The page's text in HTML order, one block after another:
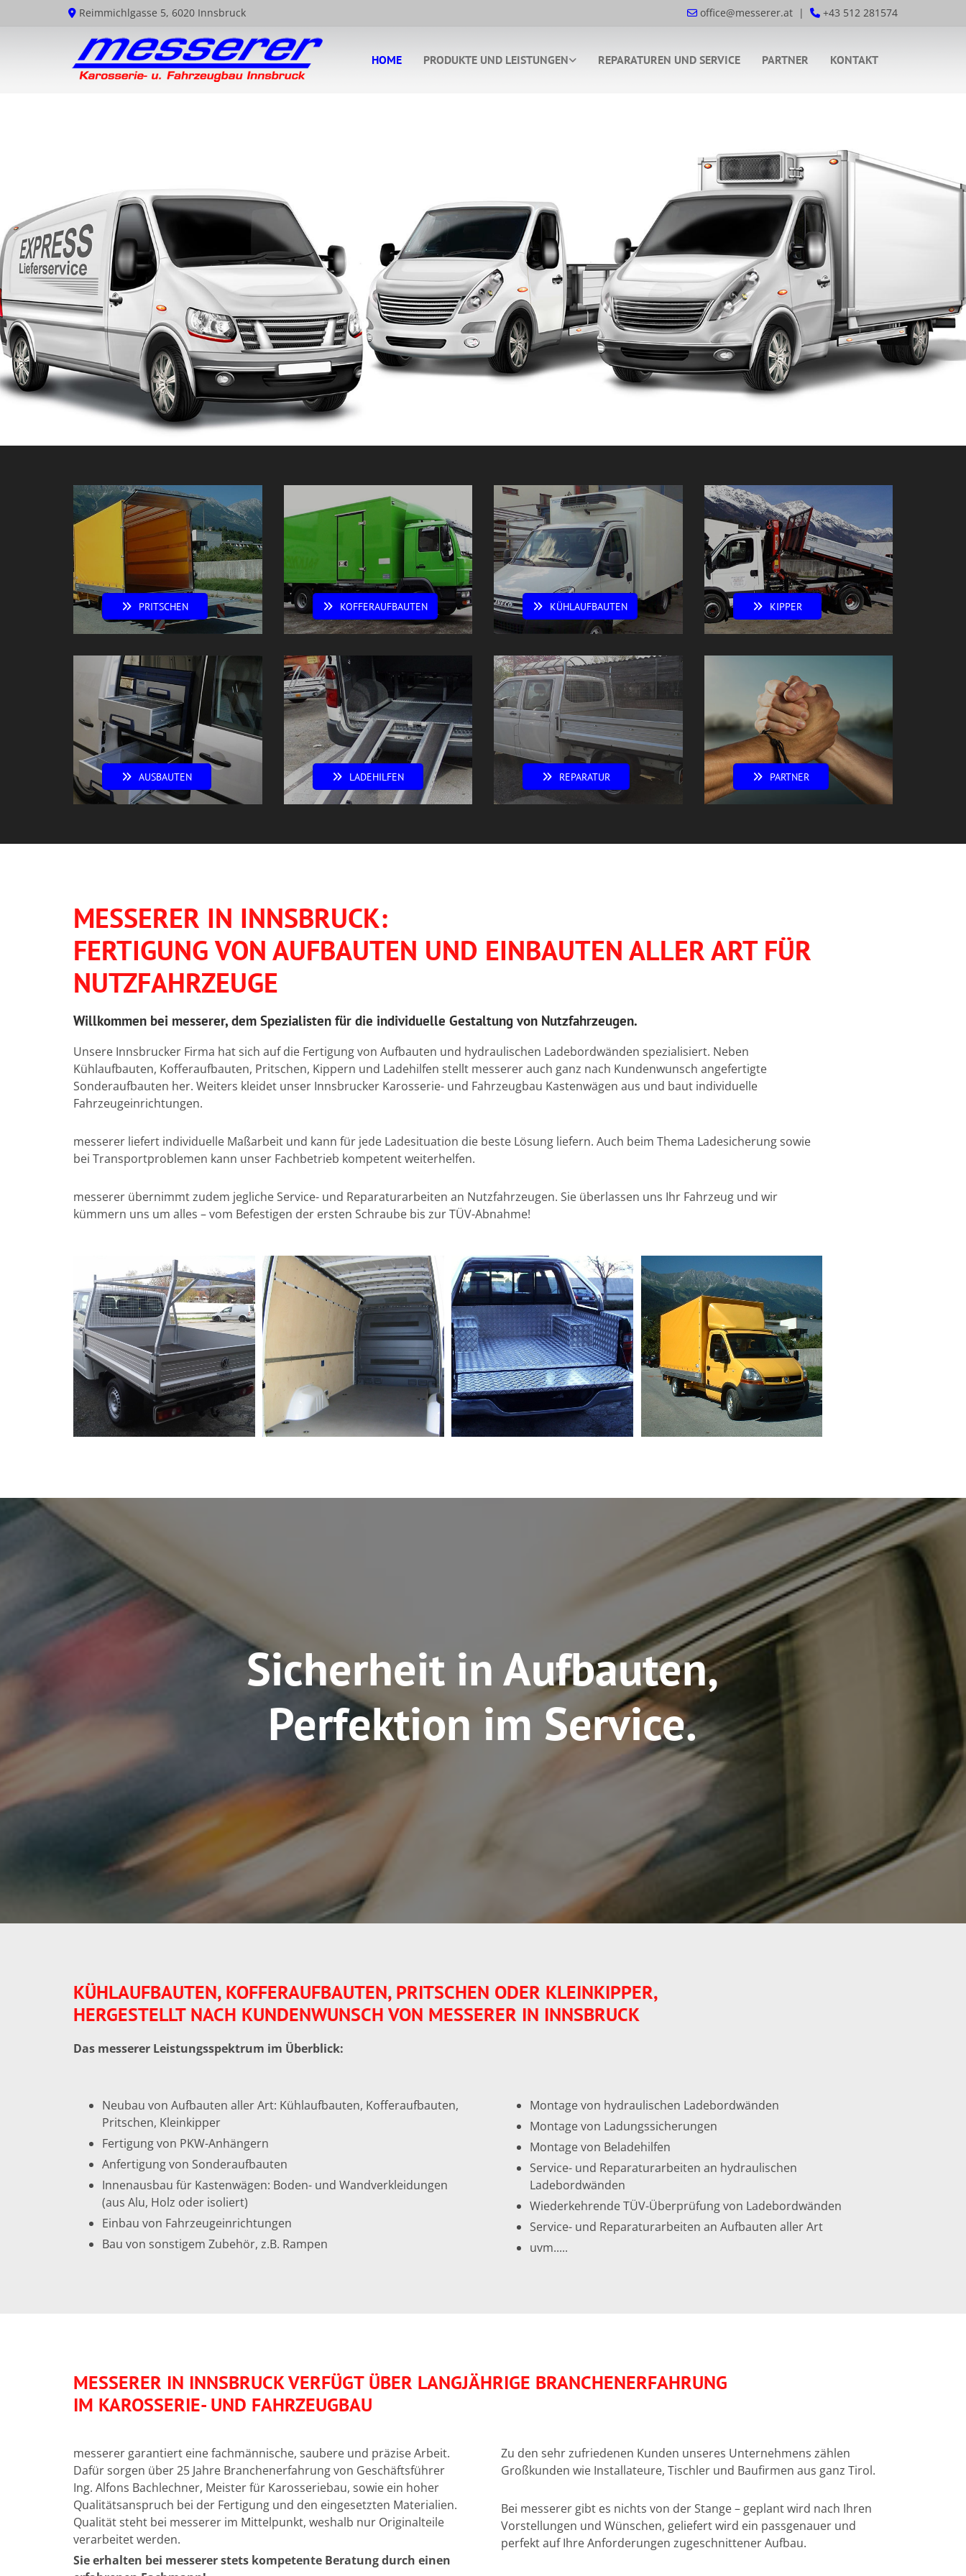
 Reimmichlgasse 5, 6020 Innsbruck  office@messerer.at|  +43 512 281574
HOME PRODUKTE UND LEISTUNGEN REPARATUREN UND SERVICE PARTNER KONTAKT
PRITSCHEN KOFFERAUFBAUTEN KÜHLAUFBAUTEN KIPPER
AUSBAUTEN LADEHILFEN REPARATUR PARTNER
MESSERER IN INNSBRUCK:
FERTIGUNG VON AUFBAUTEN UND EINBAUTEN ALLER ART FÜR
NUTZFAHRZEUGE
Willkommen bei messerer, dem Spezialisten für die individuelle Gestaltung von Nutzfahrzeugen.
Unsere Innsbrucker Firma hat sich auf die Fertigung von Aufbauten und hydraulischen Ladebordwänden spezialisiert. Neben
Kühlaufbauten, Kofferaufbauten, Pritschen, Kippern und Ladehilfen stellt messerer auch ganz nach Kundenwunsch angefertigte
Sonderaufbauten her. Weiters kleidet unser Innsbrucker Karosserie- und Fahrzeugbau Kastenwägen aus und baut individuelle
Fahrzeugeinrichtungen.
messerer liefert individuelle Maßarbeit und kann für jede Ladesituation die beste Lösung liefern. Auch beim Thema Ladesicherung sowie
bei Transportproblemen kann unser Fachbetrieb kompetent weiterhelfen.
messerer übernimmt zudem jegliche Service- und Reparaturarbeiten an Nutzfahrzeugen. Sie überlassen uns Ihr Fahrzeug und wir
kümmern uns um alles – vom Befestigen der ersten Schraube bis zur TÜV-Abnahme!
Sicherheit in Aufbauten,
Perfektion im Service.
KÜHLAUFBAUTEN, KOFFERAUFBAUTEN, PRITSCHEN ODER KLEINKIPPER,
HERGESTELLT NACH KUNDENWUNSCH VON MESSERER IN INNSBRUCK
Das messerer Leistungsspektrum im Überblick:
Neubau von Aufbauten aller Art: Kühlaufbauten, Kofferaufbauten,
Pritschen, Kleinkipper
Fertigung von PKW-Anhängern
Anfertigung von Sonderaufbauten
Innenausbau für Kastenwägen: Boden- und Wandverkleidungen
(aus Alu, Holz oder isoliert)
Einbau von Fahrzeugeinrichtungen
Bau von sonstigem Zubehör, z.B. Rampen
Montage von hydraulischen Ladebordwänden
Montage von Ladungssicherungen
Montage von Beladehilfen
Service- und Reparaturarbeiten an hydraulischen
Ladebordwänden
Wiederkehrende TÜV-Überprüfung von Ladebordwänden
Service- und Reparaturarbeiten an Aufbauten aller Art
uvm.....
MESSERER IN INNSBRUCK VERFÜGT ÜBER LANGJÄHRIGE BRANCHENERFAHRUNG
IM KAROSSERIE- UND FAHRZEUGBAU
messerer garantiert eine fachmännische, saubere und präzise Arbeit.
Dafür sorgen über 25 Jahre Branchenerfahrung von Geschäftsführer
Ing. Alfons Bachlechner, Meister für Karosseriebau, sowie ein hoher
Qualitätsanspruch bei der Fertigung und den eingesetzten Materialien.
Qualität steht bei messerer im Mittelpunkt, weshalb nur Originalteile
verarbeitet werden.
Sie erhalten bei messerer stets kompetente Beratung durch einen
Zu den sehr zufriedenen Kunden unseres Unternehmens zählen
Großkunden wie Installateure, Tischler und Baufirmen aus ganz Tirol.
Bei messerer gibt es nichts von der Stange – geplant wird nach Ihren
Vorstellungen und Wünschen, geliefert wird ein passgenauer und
perfekt auf Ihre Anforderungen zugeschnittener Aufbau.